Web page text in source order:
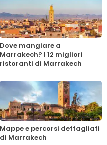
Dove mangiare a
Marrakech? I 12 migliori
ristoranti di Marrakech
Mappe e percorsi dettagliati
di Marrakech